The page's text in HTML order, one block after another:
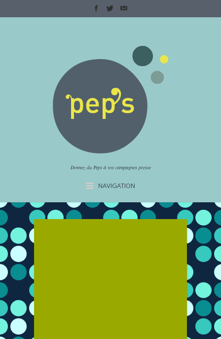
Donnez du Peps à vos campagnes presse
NAVIGATION